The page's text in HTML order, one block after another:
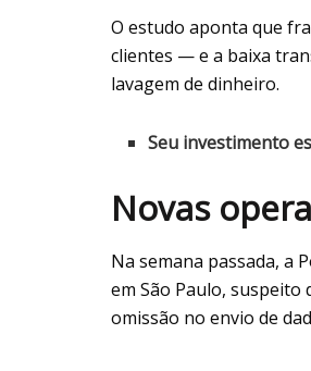
O estudo aponta que
clientes — e a baixa
lavagem de dinheiro.
Seu investimento
Novas
Na semana passada, a
em São Paulo, suspeito
omissão no envio de